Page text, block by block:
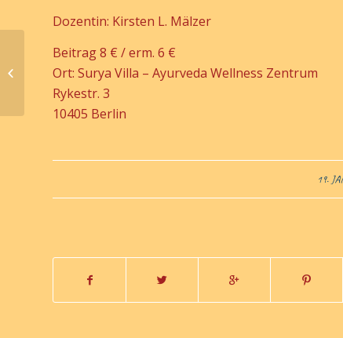
Dozentin: Kirsten L. Mälzer
Beitrag 8 € / erm. 6 €
Ort: Surya Villa – Ayurveda Wellness Zentrum
Rykestr. 3
10405 Berlin
19. /
Vipassana-Meditation